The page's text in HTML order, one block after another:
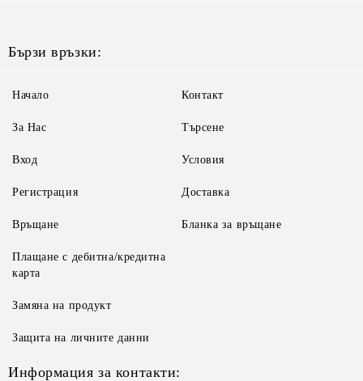
Бързи връзки:
Начало
За Нас
Вход
Регистрация
Контакт
Търсене
Условия
Доставка
Връщане
Плащане с дебитна/кредитна
карта
Замяна на продукт
Защита на личните данни
Бланка за връщане
Информация за контакти: